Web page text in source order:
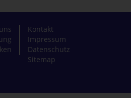
Kontakt
Impressum
Datenschutz
Sitemap